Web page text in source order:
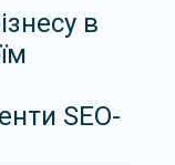
в
SEO-